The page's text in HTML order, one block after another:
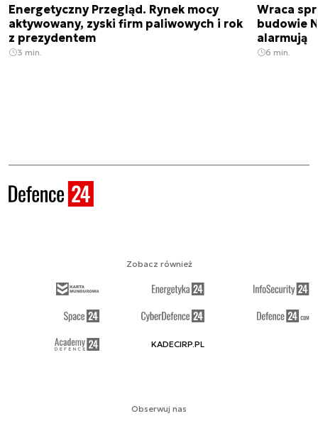
Energetyczny Przegląd. Rynek mocy
aktywowany, zyski firm paliwowych i rok
z prezydentem
3 min.
Wraca
budowie
alarmują
6 min.
Obserwuj nas
Zobacz również
KADECIRP.PL